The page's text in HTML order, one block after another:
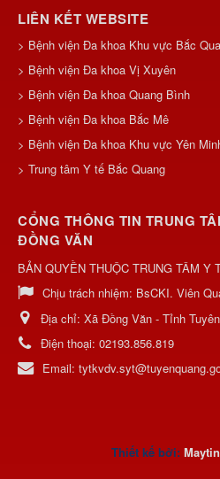
LIÊN KẾT WEBSITE
> Bệnh viện Đa khoa Khu vực Bắc
> Bệnh viện Đa khoa Vị Xuyên
> Bệnh viện Đa khoa Quang Bình
> Bệnh viện Đa khoa Bắc Mê
> Bệnh viện Đa khoa Khu vực Yên
> Trung tâm Y tế Bắc Quang
CỔNG THÔNG TIN TRUNG
ĐỒNG VĂN
BẢN QUYỀN THUỘC TRUNG TÂM Y
Chịu trách nhiệm: BsCKI. Viên
Địa chỉ: Xã Đồng Văn - Tỉnh
Điện thoại: 02193.856.819
Email:
Thiết kế bởi: